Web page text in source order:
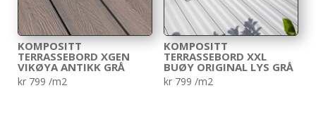
KOMPOSITT
TERRASSEBORD XGEN
VIKØYA ANTIKK GRÅ
kr 799 /m2
KOMPOSITT
TERRASSEBORD XXL
BUØY ORIGINAL LYS GRÅ
kr799 /m2